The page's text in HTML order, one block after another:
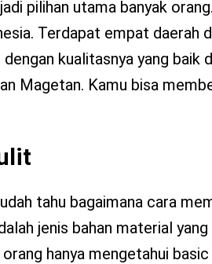
pilihan utama banyak
Terdapat empat daerah
kualitasnya yang baik
Magetan. Kamu bisa
tahu bagaimana cara
jenis bahan material
hanya mengetahui